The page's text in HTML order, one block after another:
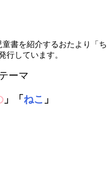
書を紹介するおたより「ち
行しています。
ーマ
」 「 ねこ 」